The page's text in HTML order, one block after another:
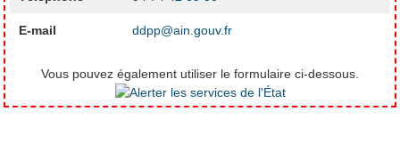
E-mail ddpp@ain.gouv.fr
Vous pouvez également utiliser le formulaire ci-dessous.